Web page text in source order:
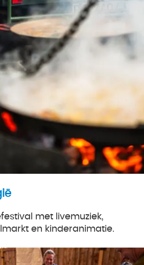
met livemuziek,
en kinderanimatie.